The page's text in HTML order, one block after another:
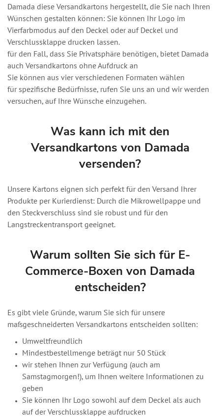
Damada diese Versandkartons hergestellt, die Sie nach Ihren
Wünschen gestalten können: Sie können Ihr Logo im
Vierfarbmodus auf den Deckel oder auf Deckel und
Verschlussklappe drucken lassen.
für den Fall, dass Sie Privatsphäre benötigen, bietet Damada
auch Versandkartons ohne Aufdruck an
Sie können aus vier verschiedenen Formaten wählen
für spezifische Bedürfnisse, rufen Sie uns an und wir werden
versuchen, auf Ihre Wünsche einzugehen.
Was kann ich mit den
Versandkartons von Damada
versenden?
Unsere Kartons eignen sich perfekt für den Versand Ihrer
Produkte per Kurierdienst: Durch die Mikrowellpappe und
den Steckverschluss sind sie robust und für den
Langstreckentransport geeignet.
Warum sollten Sie sich für E-
Commerce-Boxen von Damada
entscheiden?
Es gibt viele Gründe, warum Sie sich für unsere
maßgeschneiderten Versandkartons entscheiden sollten:
Umweltfreundlich
Mindestbestellmenge beträgt nur 50 Stück
wir stehen Ihnen zur Verfügung (auch am
Samstagmorgen!), um Ihnen weitere Informationen zu
geben
Sie können Ihr Logo sowohl auf dem Deckel als auch
auf der Verschlussklappe aufdrucken